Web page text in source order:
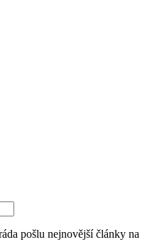
pošlu nejnovější články na